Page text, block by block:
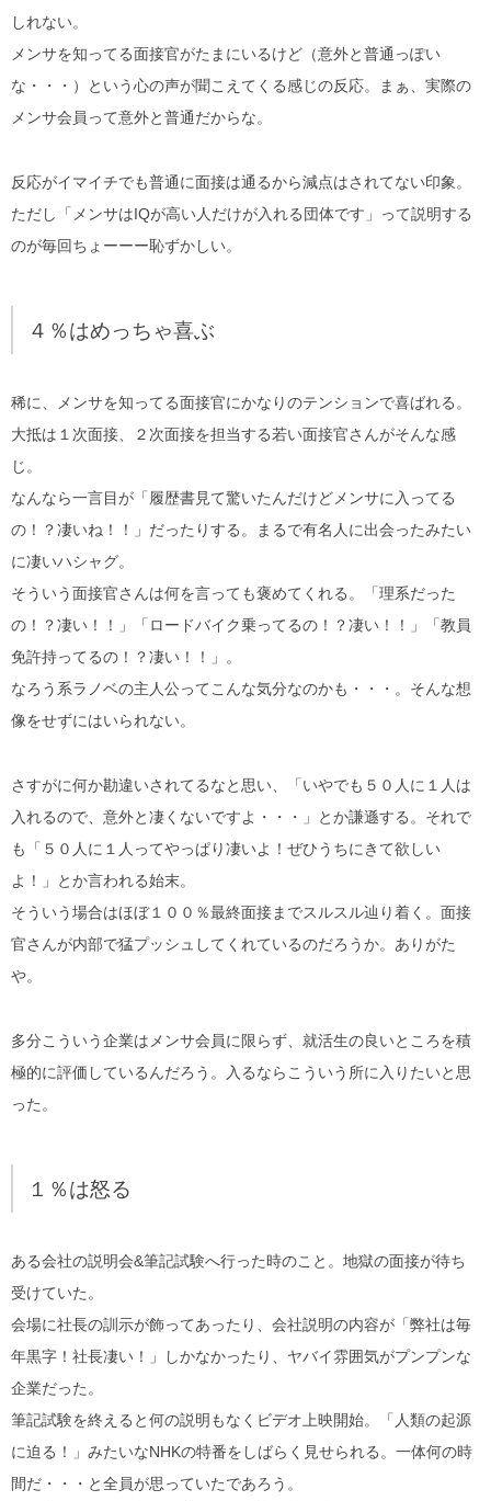
しれない。
メンサを知ってる面接官がたまにいるけど（意外と普通っぽい
な・・・）という心の声が聞こえてくる感じの反応。まぁ、実際の
メンサ会員って意外と普通だからな。
反応がイマイチでも普通に面接は通るから減点はされてない印象。
ただし「メンサはIQが高い人だけが入れる団体です」って説明する
のが毎回ちょーーー恥ずかしい。
４％はめっちゃ喜ぶ
稀に、メンサを知ってる面接官にかなりのテンションで喜ばれる。
大抵は１次面接、２次面接を担当する若い面接官さんがそんな感
じ。
なんなら一言目が「履歴書見て驚いたんだけどメンサに入ってる
の！？凄いね！！」だったりする。まるで有名人に出会ったみたい
に凄いハシャグ。
そういう面接官さんは何を言っても褒めてくれる。「理系だった
の！？凄い！！」「ロードバイク乗ってるの！？凄い！！」「教員
免許持ってるの！？凄い！！」。
なろう系ラノベの主人公ってこんな気分なのかも・・・。そんな想
像をせずにはいられない。
さすがに何か勘違いされてるなと思い、「いやでも５０人に１人は
入れるので、意外と凄くないですよ・・・」とか謙遜する。それで
も「５０人に１人ってやっぱり凄いよ！ぜひうちにきて欲しい
よ！」とか言われる始末。
そういう場合はほぼ１００％最終面接までスルスル辿り着く。面接
官さんが内部で猛プッシュしてくれているのだろうか。ありがた
や。
多分こういう企業はメンサ会員に限らず、就活生の良いところを積
極的に評価しているんだろう。入るならこういう所に入りたいと思
った。
１％は怒る
ある会社の説明会&筆記試験へ行った時のこと。地獄の面接が待ち
受けていた。
会場に社長の訓示が飾ってあったり、会社説明の内容が「弊社は毎
年黒字！社長凄い！」しかなかったり、ヤバイ雰囲気がプンプンな
企業だった。
筆記試験を終えると何の説明もなくビデオ上映開始。「人類の起源
に迫る！」みたいなNHKの特番をしばらく見せられる。一体何の時
間だ・・・と全員が思っていたであろう。